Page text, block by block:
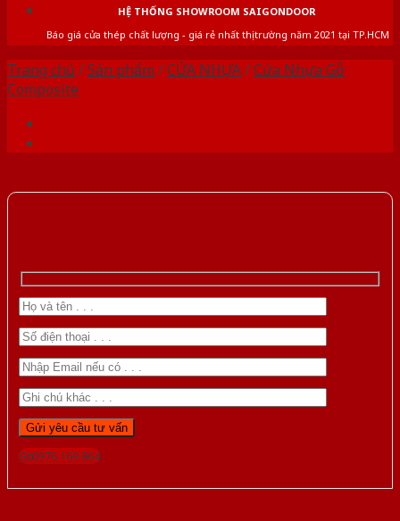
HỆ THỐNG SHOWROOM SAIGONDOOR
Báo giá cửa thép chất lượng - giá rẻ nhất thị trường năm 2021 tại TP.HCM
Trang chủ /Sản phẩm /CỬA NHỰA/Cửa Nhựa Gỗ
Composite
Gọi 0976.169.864